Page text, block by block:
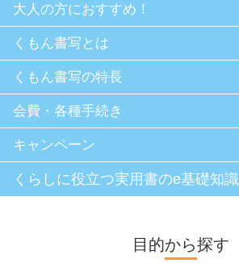
大人の方におすすめ！
くもん書写とは
くもん書写の特長
会費・各種手続き
キャンペーン
くらしに役立つ実用書のe基礎知識
目的から探す